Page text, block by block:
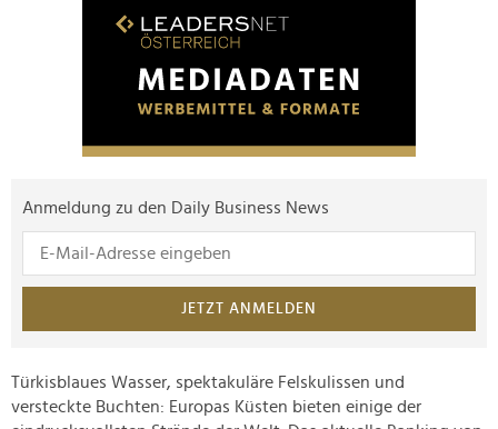
Anmeldung zu den Daily Business News
JETZT ANMELDEN
Türkisblaues Wasser, spektakuläre Felskulissen und
versteckte Buchten: Europas Küsten bieten einige der